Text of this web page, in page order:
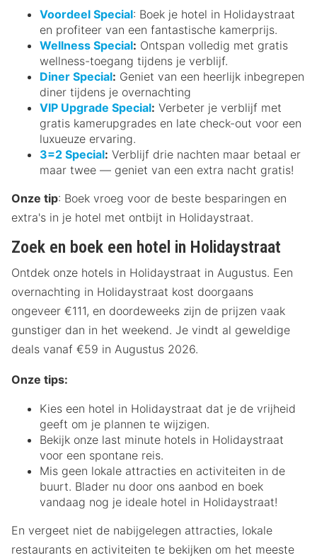
Voordeel Special: Boek je hotel in Holidaystraat
en profiteer van een fantastische kamerprijs.
Wellness Special: Ontspan volledig met gratis
wellness-toegang tijdens je verblijf.
Diner Special: Geniet van een heerlijk inbegrepen
diner tijdens je overnachting
VIP Upgrade Special: Verbeter je verblijf met
gratis kamerupgrades en late check-out voor een
luxueuze ervaring.
3=2 Special: Verblijf drie nachten maar betaal er
maar twee — geniet van een extra nacht gratis!
Onze tip: Boek vroeg voor de beste besparingen en
extra's in je hotel met ontbijt in Holidaystraat.
Zoek en boek een hotel in Holidaystraat
Ontdek onze hotels in Holidaystraat in Augustus. Een
overnachting in Holidaystraat kost doorgaans
ongeveer €111, en doordeweeks zijn de prijzen vaak
gunstiger dan in het weekend. Je vindt al geweldige
deals vanaf €59 in Augustus 2026.
Onze tips:
Kies een hotel in Holidaystraat dat je de vrijheid
geeft om je plannen te wijzigen.
Bekijk onze last minute hotels in Holidaystraat
voor een spontane reis.
Mis geen lokale attracties en activiteiten in de
buurt. Blader nu door ons aanbod en boek
vandaag nog je ideale hotel in Holidaystraat!
En vergeet niet de nabijgelegen attracties, lokale
restaurants en activiteiten te bekijken om het meeste